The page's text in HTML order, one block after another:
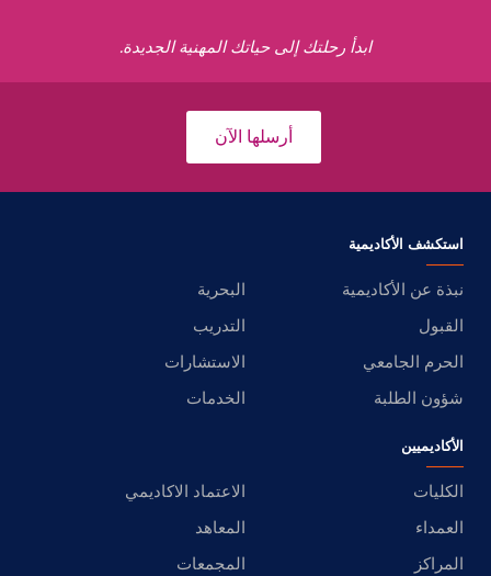
ابدأ رحلتك إلى حياتك المهنية الجديدة.
أرسلها الآن
استكشف الأكاديمية
نبذة عن الأكاديمية
البحرية
القبول
التدريب
الحرم الجامعي
الاستشارات
شؤون الطلبة
الخدمات
الأكاديميين
الكليات
الاعتماد الاكاديمي
العمداء
المعاهد
المراكز
المجمعات